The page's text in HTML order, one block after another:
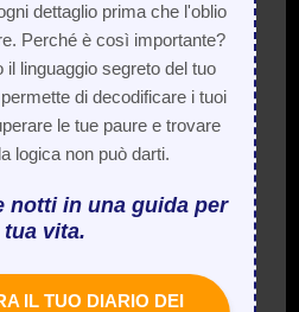
dettaglio prima che l'oblio
Perché è così importante?
il linguaggio segreto del tuo
di decodificare i tuoi
le tue paure e trovare
logica non può darti.
notti in una guida per
tua vita.
IL TUO DIARIO DEI